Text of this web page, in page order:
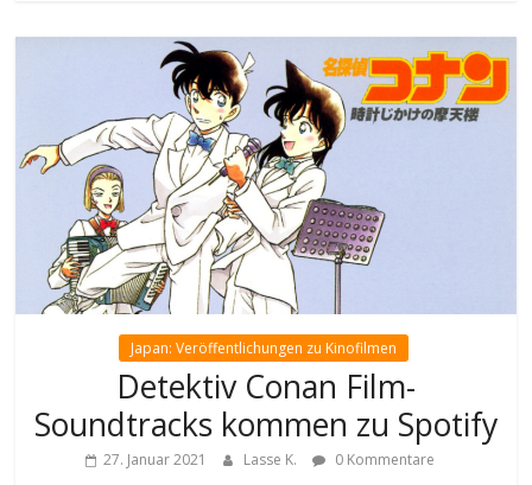
Japan: Veröffentlichungen zu Kinofilmen
Detektiv Conan Film-
Soundtracks kommen zu Spotify
27. Januar 2021 Lasse K. 0 Kommentare